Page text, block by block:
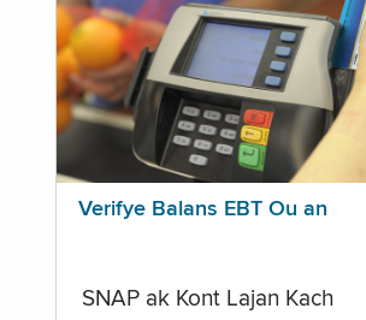
Verifye Balans EBT Ou an
SNAP ak Kont Lajan Kach